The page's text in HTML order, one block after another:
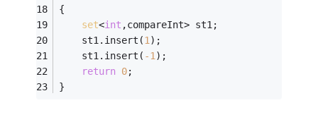
{
set<int ,compareInt> st1;
    st1.insert(
1 );
    st1.insert(
-1 );
return 0;
}